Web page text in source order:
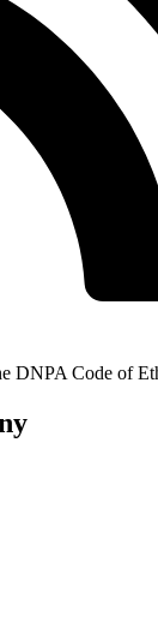
DNPA Code of